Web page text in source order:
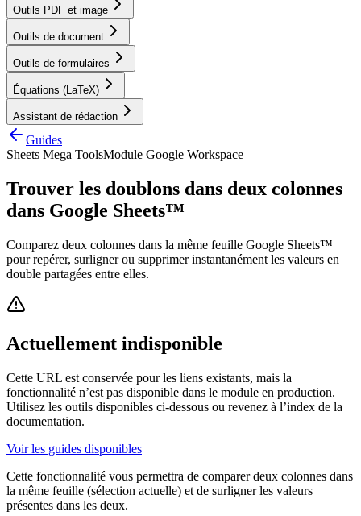
Outils PDF et image
Outils de document
Outils de formulaires
Équations (LaTeX)
Assistant de rédaction
Guides
Sheets Mega ToolsModule Google Workspace
Trouver les doublons dans deux colonnes
dans Google Sheets™
Comparez deux colonnes dans la même feuille Google Sheets™
pour repérer, surligner ou supprimer instantanément les valeurs en
double partagées entre elles.
Actuellement indisponible
Cette URL est conservée pour les liens existants, mais la
fonctionnalité n’est pas disponible dans le module en production.
Utilisez les outils disponibles ci-dessous ou revenez à l’index de la
documentation.
Voir les guides disponibles
Cette fonctionnalité vous permettra de comparer deux colonnes dans
la même feuille (sélection actuelle) et de surligner les valeurs
présentes dans les deux.